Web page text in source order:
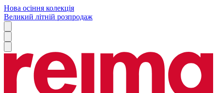
Нова осіння колекція
Великий літній розпродаж